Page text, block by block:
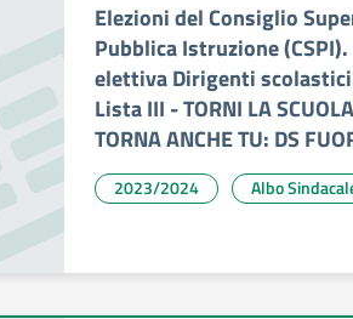
Elezioni del Consiglio
Pubblica Istruzione
elettiva Dirigenti
Lista III - TORNI LA
TORNA ANCHE TU: DS
2023/2024 Albo